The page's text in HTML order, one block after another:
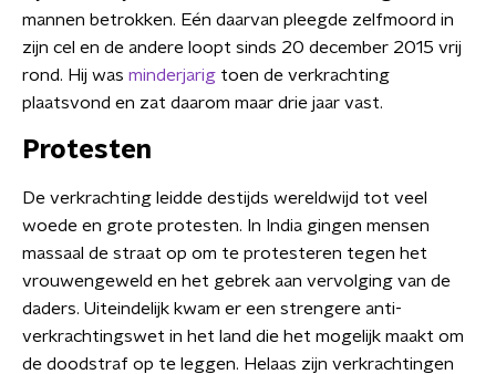
mannen betrokken. Eén daarvan pleegde zelfmoord in
zijn cel en de andere loopt sinds 20 december 2015 vrij
rond. Hij was minderjarig toen de verkrachting
plaatsvond en zat daarom maar drie jaar vast.
Protesten
De verkrachting leidde destijds wereldwijd tot veel
woede en grote protesten. In India gingen mensen
massaal de straat op om te protesteren tegen het
vrouwengeweld en het gebrek aan vervolging van de
daders. Uiteindelijk kwam er een strengere anti-
verkrachtingswet in het land die het mogelijk maakt om
de doodstraf op te leggen. Helaas zijn verkrachtingen